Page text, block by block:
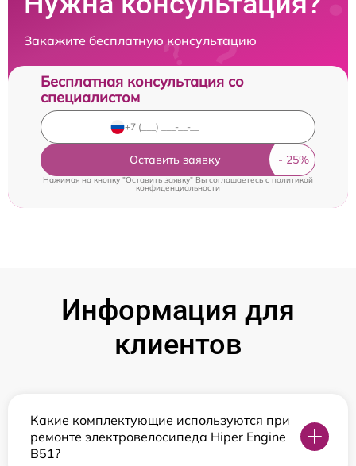
Закажите бесплатную консультацию
Бесплатная консультация со
специалистом
Оставить заявку
Нажимая на кнопку "Оставить заявку" Вы соглашаетесь cполитикой
конфиденциальности
Информация для
клиентов
Какие комплектующие используются при
ремонте электровелосипеда Hiper Engine
B51?